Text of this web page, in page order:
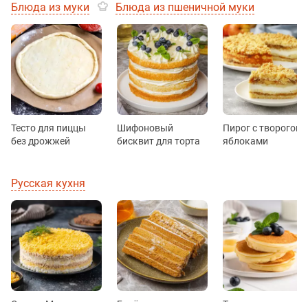
Блюда из муки Блюда из пшеничной муки
Тесто для пиццы
без дрожжей
Шифоновый
бисквит для торта
Пирог с творогом
яблоками
Русская кухня